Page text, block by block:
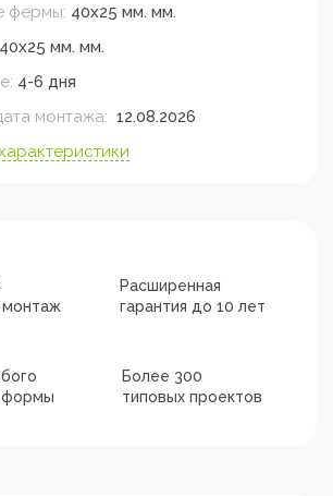
фермы: 40х25 мм. мм.
40х25 мм. мм.
4-6 дня
монтажа: 12.08.2026
монтаж
Расширенная
гарантия до 10 лет
формы
Более 300
типовых проектов